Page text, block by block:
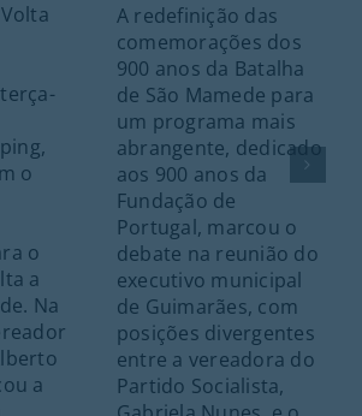
o
o
a
Na
a
A redefinição das
comemorações dos
900 anos da Batalha
de São Mamede para
um programa mais
abrangente, dedicado
aos 900 anos da
Fundação de
Portugal, marcou o
debate na reunião do
executivo municipal
de Guimarães, com
posições divergentes
entre a vereadora do
Partido Socialista,